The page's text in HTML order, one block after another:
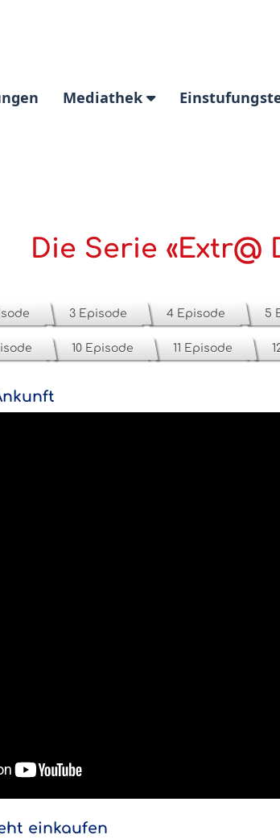
Mediathek
Die Serie «Extr@
3 Episode 4 Episode 5
10 Episode 11 Episode
einkaufen